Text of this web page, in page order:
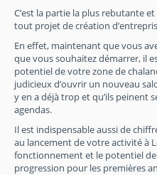
C’est la partie la plus rebutante
tout projet de création
En effet, maintenant que vous
que vous souhaitez démarrer, il
potentiel de votre zone de
judicieux d’ouvrir un nouveau
y en a déjà trop et qu’ils peinent
agendas.
Il est indispensable aussi de
au lancement de votre activité à
fonctionnement et le potentiel de
progression pour les premières